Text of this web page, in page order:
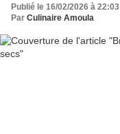
Publié le 16/02/2026 à 22:03
Par Culinaire Amoula